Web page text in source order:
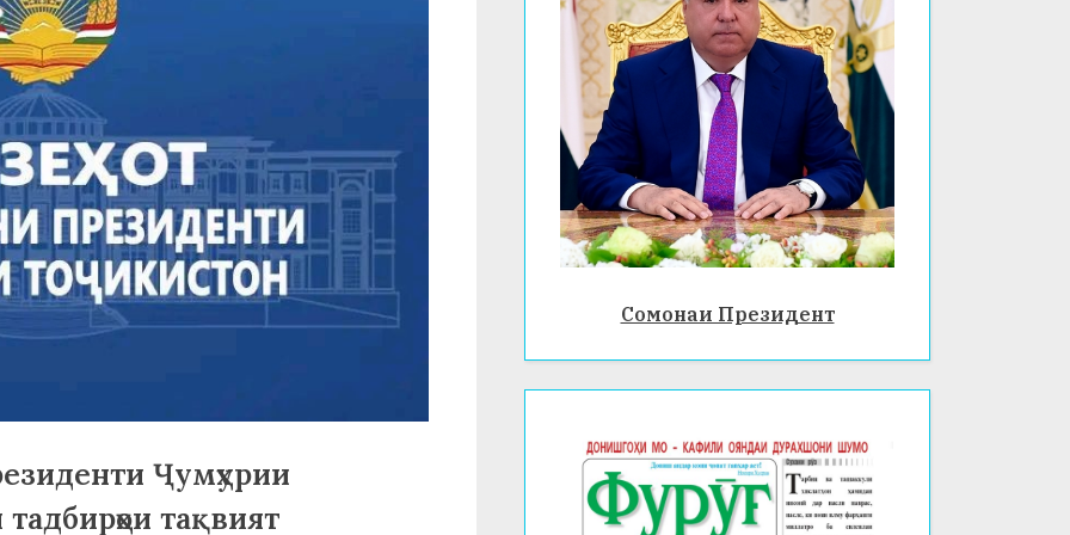
Ҷумҳурии
тақвият
Сомонаи Президент